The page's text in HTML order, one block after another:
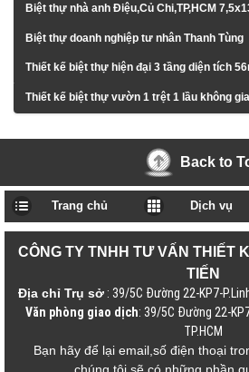
Biệt thự nhà anh Điệu,Củ Chi,TP,HCM
Biệt thự doanh nghiệp tư nhân Thanh Tùng
Thiết kế biệt thự hiện đại 3 tầng diện tích
Thiết kế biệt thự vườn 1 trệt 1 lầu không
Back to
Trang chủ Dịch vụ
CÔNG TY TNHH TƯ VẤN THIẾT
TIẾN
Địa chỉ Trụ sở : 39/5C Đường 22-KP7-
Văn phòng giao dịch: 39/5C Đường 22-
TP.HCM
Bạn hãy để lại email,số điện thoại